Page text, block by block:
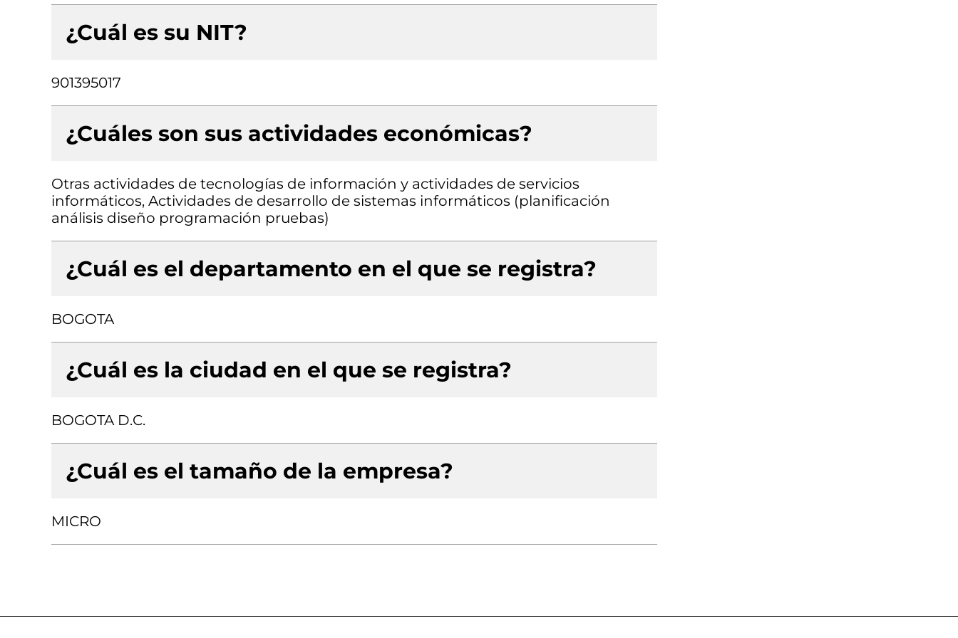
¿Cuál es su NIT?
901395017
¿Cuáles son sus actividades económicas?
Otras actividades de tecnologías de información y actividades de servicios
informáticos, Actividades de desarrollo de sistemas informáticos (planificación
análisis diseño programación pruebas)
¿Cuál es el departamento en el que se registra?
BOGOTA
¿Cuál es la ciudad en el que se registra?
BOGOTA D.C.
¿Cuál es el tamaño de la empresa?
MICRO